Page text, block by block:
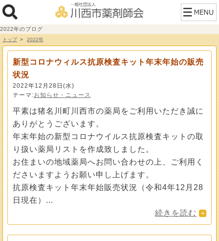
2022年のブログ
トップ 2022年
新型コロナウィルス抗原検査キット年末年始の販売
状況
2022年12月28日(水)
テーマ:お知らせ・ニュース
平素は猪名川町川西市の薬局をご利用いただき誠に
ありがとうございます。
年末年始の新型コロナウイルス抗原検査キットの取
り扱い薬局リストを作成致しました。
お住まいの地域薬局へお問い合わせの上、ご利用く
ださいますようお願い申し上げます。
抗原検査キット年末年始販売状況（令和4年12月28
日現在）...
続きを読む